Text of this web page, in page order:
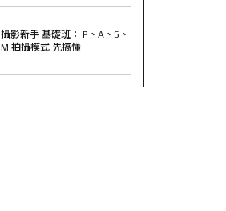
攝影新手 基礎班： P、A、S、
M 拍攝模式 先搞懂